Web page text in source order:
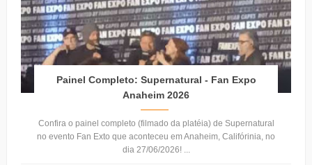
Painel Completo: Supernatural - Fan Expo
Anaheim 2026
Confira o painel completo (filmado da platéia) de Supernatural
no evento Fan Exto que aconteceu em Anaheim, Califórinia, no
dia 27/06/2026! ...